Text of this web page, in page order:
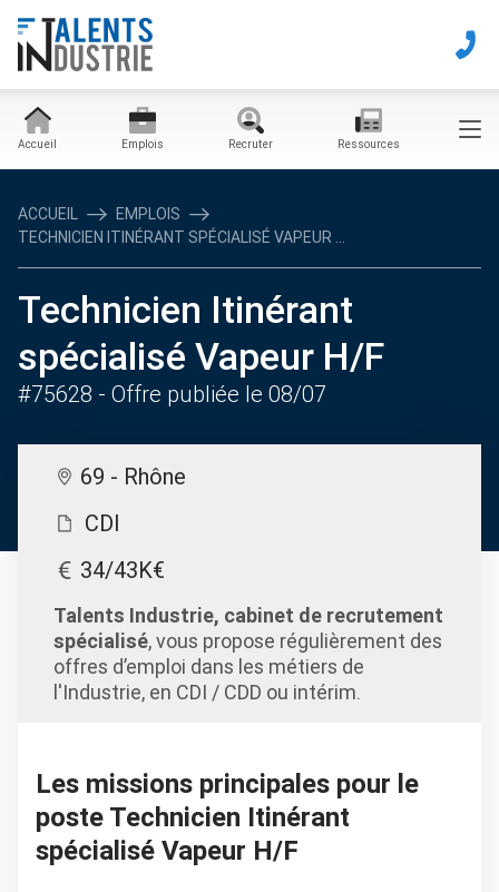
Accueil Emplois Recruter Ressources
ACCUEIL
EMPLOIS
TECHNICIEN ITINÉRANT SPÉCIALISÉ VAPEUR ...
Technicien Itinérant
spécialisé Vapeur H/F
#75628 - Offre publiée le 08/07
69 - Rhône
CDI
34/43K€
Talents Industrie, cabinet de recrutement
spécialisé, vous propose régulièrement des
offres d’emploi dans les métiers de
l'Industrie, en CDI / CDD ou intérim.
Les missions principales pour le
poste Technicien Itinérant
spécialisé Vapeur H/F